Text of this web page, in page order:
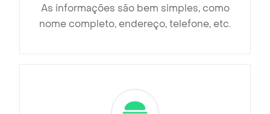
As informações são bem simples, como
nome completo, endereço, telefone, etc.